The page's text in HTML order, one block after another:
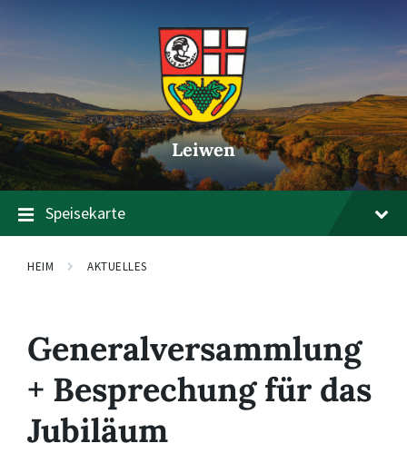
springen
springen
springen
Leiwen
Speisekarte
HEIM AKTUELLES
Generalversammlung
+ Besprechung für das
Jubiläum